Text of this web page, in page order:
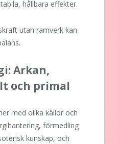
hållbara effekter.
utan ramverk kan
Arkan,
och primal
med olika källor och
förmedling
kunskap, och